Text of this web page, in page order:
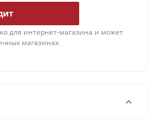
для интернет-магазина и может
магазинах